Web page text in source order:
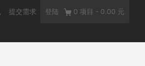
提交需求 登陆 0 项目 - 0.00 元